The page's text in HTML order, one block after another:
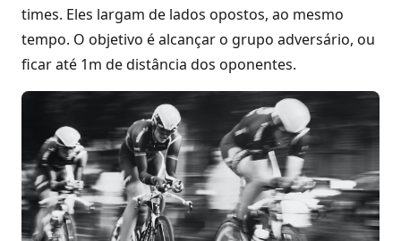
times. Eles largam de lados opostos, ao mesmo
tempo. O objetivo é alcançar o grupo adversário, ou
ficar até 1m de distância dos oponentes.